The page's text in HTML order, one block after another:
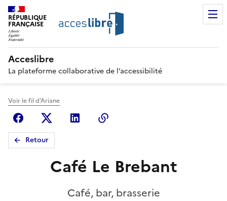
RÉPUBLIQUE
FRANÇAISE
Acceslibre
La plateforme collaborative de l’accessibilité
Voir le fil d'Ariane
FacebookX (anciennement Twitter)
Linkedin
Retour
Café Le Brebant
Café, bar, brasserie